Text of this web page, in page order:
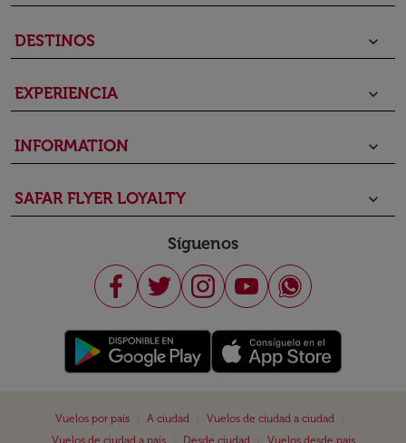
DESTINOS keyboard_arrow_down
EXPERIENCIA keyboard_arrow_down
INFORMATION keyboard_arrow_down
SAFAR FLYER LOYALTY keyboard_arrow_down
Síguenos
Vuelos por país A ciudad Vuelos de ciudad a ciudad